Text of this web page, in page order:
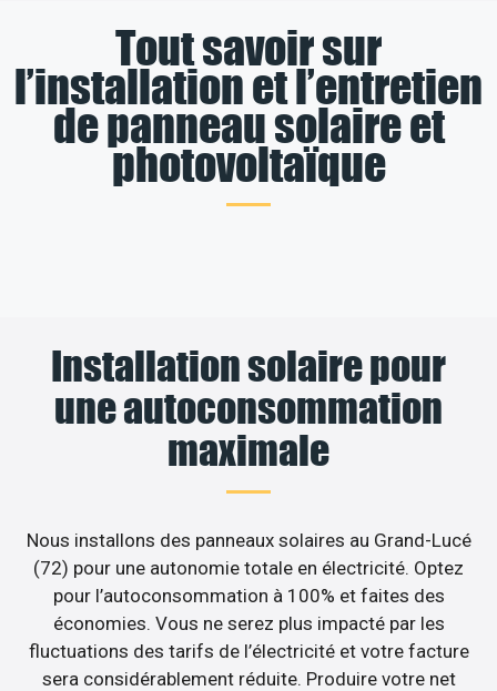
Tout savoir sur
l’installation et l’entretien
de panneau solaire et
photovoltaïque
Installation solaire pour
une autoconsommation
maximale
Nous installons des panneaux solaires au Grand-Lucé
(72) pour une autonomie totale en électricité. Optez
pour l’autoconsommation à 100% et faites des
économies. Vous ne serez plus impacté par les
fluctuations des tarifs de l’électricité et votre facture
sera considérablement réduite. Produire votre net